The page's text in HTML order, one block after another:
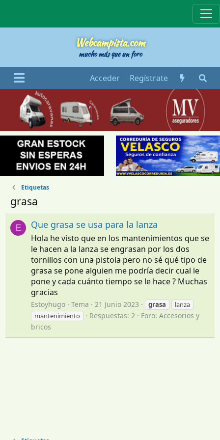
Webcampista.com
mucho más que un foro
Acceder Regístrate
Etiquetas
grasa
E Que grasa se usa para la lanza
Hola he visto que en los mantenimientos que se
le hacen a la lanza se engrasan por los dos
tornillos con una pistola pero no sé qué tipo de
grasa se pone alguien me podría decir cual le
pone y cada cuánto tiempo se le hace ? Muchas
gracias
Estoyhugo Tema 21 Junio 2023 grasa
lanza
mantenimiento
Respuestas: 2 Foro:Accesorios y
bricos